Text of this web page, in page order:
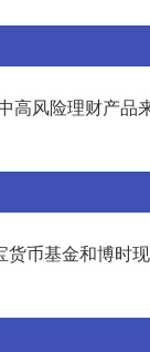
高风险理财产品
币基金和博时